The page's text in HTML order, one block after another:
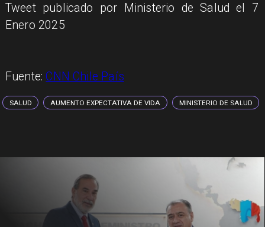
Tweet publicado por Ministerio de Salud el 7
Enero 2025
Fuente:CNN Chile País
SALUD AUMENTO EXPECTATIVA DE VIDA MINISTERIO DE SALUD